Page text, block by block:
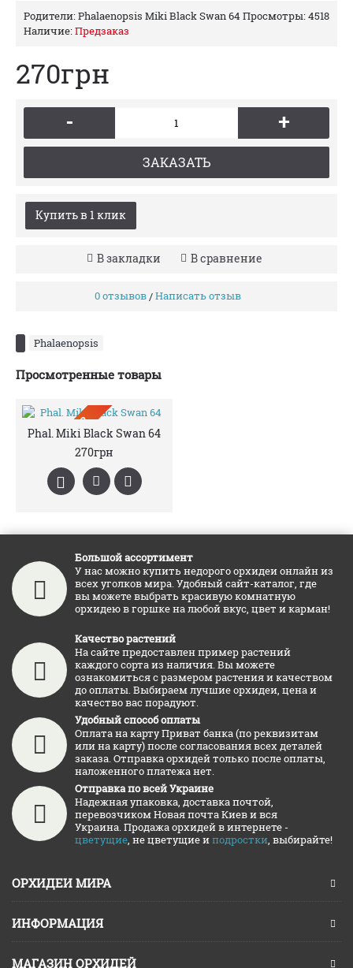
Просмотры: 4518
Родители:Phalaenopsis Miki Black Swan 64
Наличие:Предзаказ
270грн
- +
ЗАКАЗАТЬ
Купить в 1 клик
В закладки В сравнение
0 отзывов/Написать отзыв
Phalaenopsis
Просмотренные товары
ПРЕДЗАКАЗ
Phal. Miki Black Swan 64
270грн
Большой ассортимент
У нас можно купить недорого орхидеи онлайн из
всех уголков мира. Удобный сайт-каталог, где
вы можете выбрать красивую комнатную
орхидею в горшке на любой вкус, цвет и карман!
Качество растений
На сайте предоставлен пример растений
каждого сорта из наличия. Вы можете
ознакомиться с размером растения и качеством
до оплаты. Выбираем лучшие орхидеи, цена и
качество вас порадуют.
Удобный способ оплаты
Оплата на карту Приват банка (по реквизитам
или на карту) после согласования всех деталей
заказа. Отправка орхидей только после оплаты,
наложенного платежа нет.
Отправка по всей Украине
Надежная упаковка, доставка почтой,
перевозчиком Новая почта Киев и вся
Украина. Продажа орхидей в интернете -
цветущие, не цветущие иподростки, выбирайте!
ОРХИДЕИ МИРА
ИНФОРМАЦИЯ
МАГАЗИН ОРХИДЕЙ